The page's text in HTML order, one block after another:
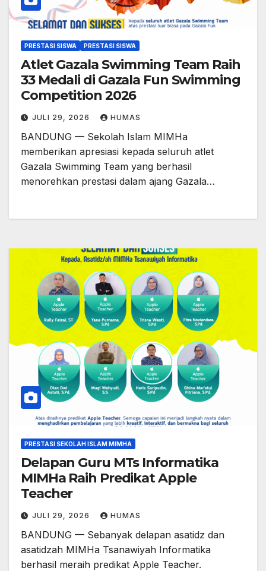
PRESTASI SISWA PRESTASI SISWA
Atlet Gazala Swimming Team Raih
33 Medali di Gazala Fun Swimming
Competition 2026
JULI 29, 2026 HUMAS
BANDUNG — Sekolah Islam MIMHa
memberikan apresiasi kepada seluruh atlet
Gazala Swimming Team yang berhasil
menorehkan prestasi dalam ajang Gazala…
PRESTASI SEKOLAH ISLAM MIMHA
Delapan Guru MTs Informatika
MIMHa Raih Predikat Apple
Teacher
JULI 29, 2026 HUMAS
BANDUNG — Sebanyak delapan asatidz dan
asatidzah MIMHa Tsanawiyah Informatika
berhasil meraih predikat Apple Teacher.